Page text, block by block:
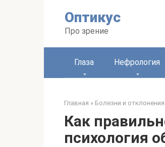
Оптикус
Про зрение
Глаза Нефрология
Главная » Болезни и отклонения
Как
психология